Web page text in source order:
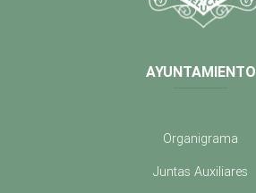
AYUNTAMIENTO
Organigrama
Juntas Auxiliares